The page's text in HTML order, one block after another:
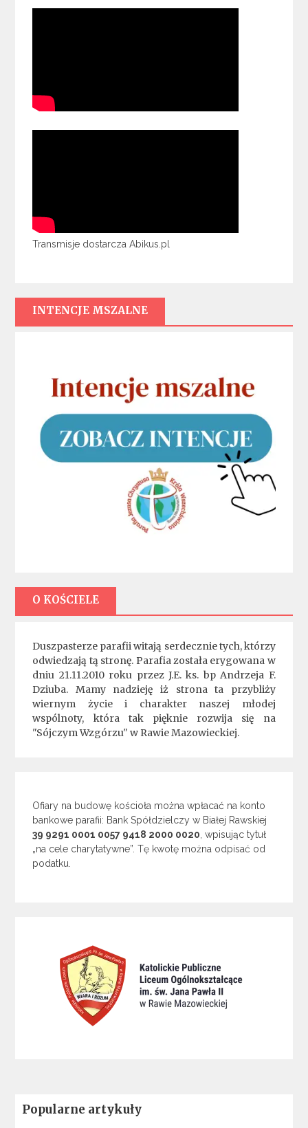
Transmisje dostarcza Abikus.pl
INTENCJE MSZALNE
O KOŚCIELE
Duszpasterze parafii witają serdecznie tych, którzy
odwiedzają tą stronę. Parafia została erygowana w
dniu 21.11.2010 roku przez J.E. ks. bp Andrzeja F.
Dziuba. Mamy nadzieję iż strona ta przybliży
wiernym życie i charakter naszej młodej
wspólnoty, która tak pięknie rozwija się na
"Sójczym Wzgórzu" w Rawie Mazowieckiej.
Ofiary na budowę kościoła można wpłacać na konto
bankowe parafii: Bank Spółdzielczy w Białej Rawskiej
39 9291 0001 0057 9418 2000 0020 , wpisując tytuł
„na cele charytatywne”. Tę kwotę można odpisać od
podatku.
Popularne artykuły